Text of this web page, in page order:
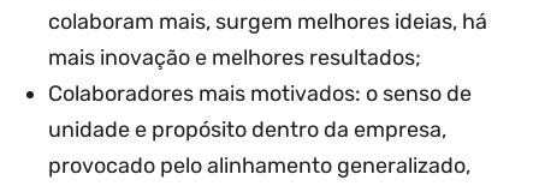
colaboram mais, surgem melhores ideias, há
mais inovação e melhores resultados;
Colaboradores mais motivados: o senso de
unidade e propósito dentro da empresa,
provocado pelo alinhamento generalizado,